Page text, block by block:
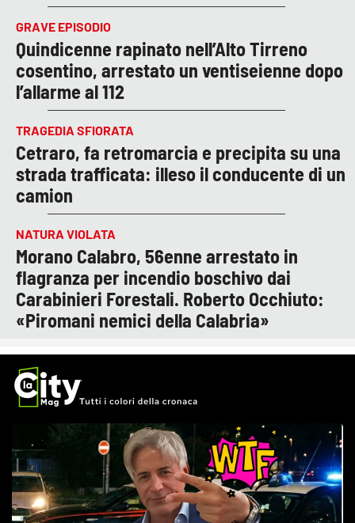
GRAVE EPISODIO
Quindicenne rapinato nell’Alto Tirreno
cosentino, arrestato un ventiseienne dopo
l’allarme al 112
TRAGEDIA SFIORATA
Cetraro, fa retromarcia e precipita su una
strada trafficata: illeso il conducente di un
camion
NATURA VIOLATA
Morano Calabro, 56enne arrestato in
flagranza per incendio boschivo dai
Carabinieri Forestali. Roberto Occhiuto:
«Piromani nemici della Calabria»